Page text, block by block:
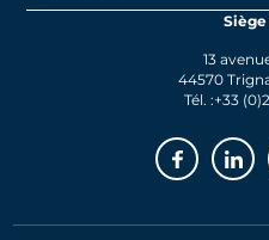
Le prêt bancaire
13
44570
Tél. :+33